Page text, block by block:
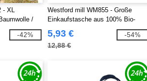
- XL
/
-42%
Westford mill WM855 - Große
Einkaufstasche aus 100% Bio-
Baumwolle
5,93 €
12,88 €
-54%